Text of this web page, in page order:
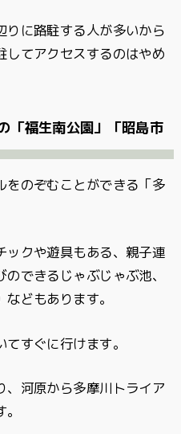
りに路駐する人が多いから
してアクセスするのはやめ
「福生南公園」「昭島市
をのぞむことができる「多
ックや遊具もある、親子連
できるじゃぶじゃぶ池、
どもあります。
すぐに行けます。
、河原から多摩川トライア